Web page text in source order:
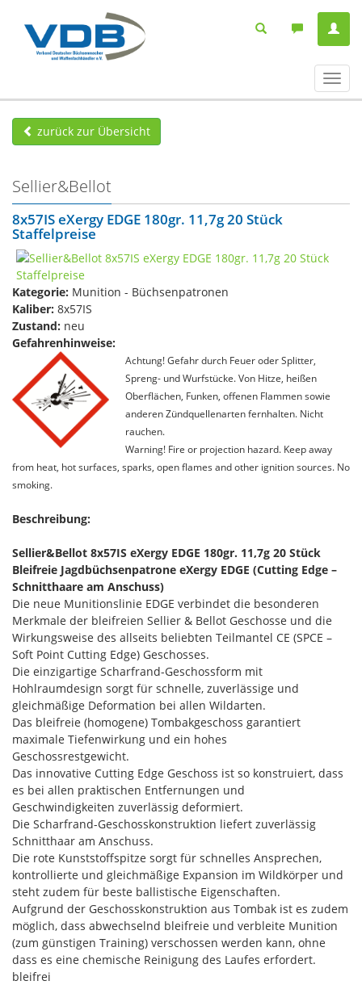
ein-/
zurück zur Übersicht
Sellier&Bellot
8x57IS eXergy EDGE 180gr. 11,7g 20 Stück
Staffelpreise
Kategorie: Munition - Büchsenpatronen
Kaliber: 8x57IS
Zustand: neu
Gefahrenhinweise:
Achtung! Gefahr durch Feuer oder Splitter,
Spreng- und Wurfstücke. Von Hitze, heißen
Oberflächen, Funken, offenen Flammen sowie
anderen Zündquellenarten fernhalten. Nicht
rauchen.
Warning! Fire or projection hazard. Keep away
from heat, hot surfaces, sparks, open flames and other ignition sources. No
smoking.
Beschreibung:
Sellier&Bellot 8x57IS eXergy EDGE 180gr. 11,7g 20 Stück
Bleifreie Jagdbüchsenpatrone eXergy EDGE (Cutting Edge –
Schnitthaare am Anschuss)
Die neue Munitionslinie EDGE verbindet die besonderen
Merkmale der bleifreien Sellier & Bellot Geschosse und die
Wirkungsweise des allseits beliebten Teilmantel CE (SPCE –
Soft Point Cutting Edge) Geschosses.
Die einzigartige Scharfrand-Geschossform mit
Hohlraumdesign sorgt für schnelle, zuverlässige und
gleichmäßige Deformation bei allen Wildarten.
Das bleifreie (homogene) Tombakgeschoss garantiert
maximale Tiefenwirkung und ein hohes
Geschossrestgewicht.
Das innovative Cutting Edge Geschoss ist so konstruiert, dass
es bei allen praktischen Entfernungen und
Geschwindigkeiten zuverlässig deformiert.
Die Scharfrand-Geschosskonstruktion liefert zuverlässig
Schnitthaar am Anschuss.
Die rote Kunststoffspitze sorgt für schnelles Ansprechen,
kontrollierte und gleichmäßige Expansion im Wildkörper und
steht zudem für beste ballistische Eigenschaften.
Aufgrund der Geschosskonstruktion aus Tombak ist es zudem
möglich, dass abwechselnd bleifreie und verbleite Munition
(zum günstigen Training) verschossen werden kann, ohne
dass es eine chemische Reinigung des Laufes erfordert.
bleifrei